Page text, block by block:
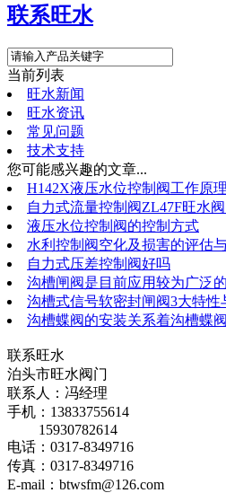
联系旺水
当前列表
旺水新闻
旺水资讯
常见问题
技术支持
您可能感兴趣的文章...
H142X液压水位控制阀工作原理
自力式流量控制阀ZL47F旺水
液压水位控制阀的控制方式
水利控制阀空化及损害的评估
自力式压差控制阀好吗
沟槽闸阀是目前应用较为广泛
沟槽式信号软密封闸阀3大特性
沟槽蝶阀的安装关系着沟槽蝶
联系旺水
泊头市旺水阀门
联系人：冯经理
手机：13833755614
15930782614
电话：0317-8349716
传真：0317-8349716
E-mail：btwsfm@126.com